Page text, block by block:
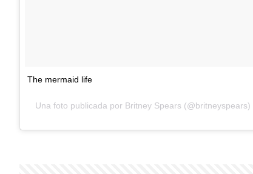
The mermaid life
Una foto publicada por Britney Spears (@britneyspears)